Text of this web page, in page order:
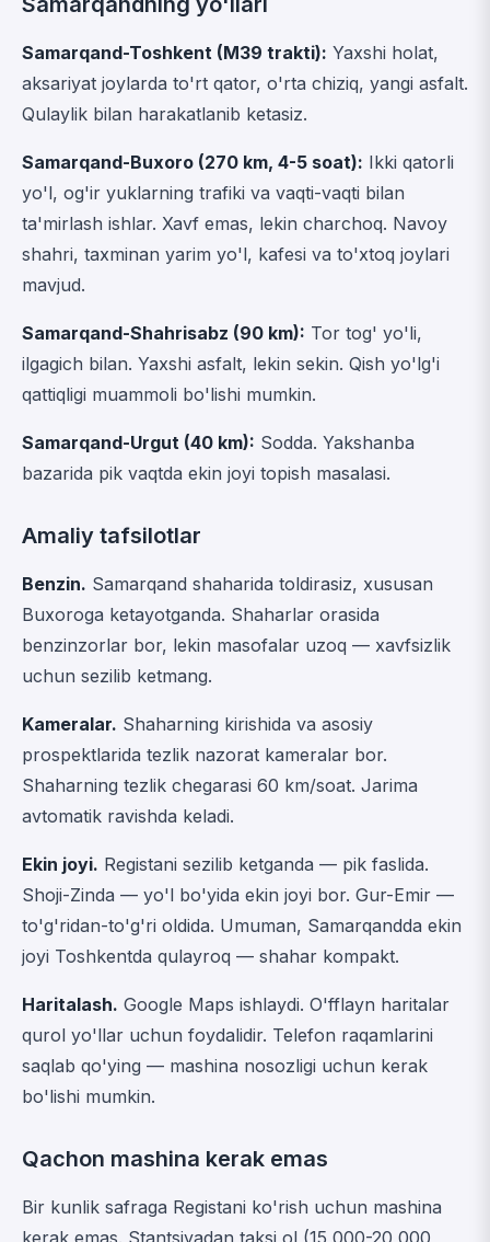
Samarqand-Toshkent (M39 trakti): Yaxshi holat,
aksariyat joylarda to'rt qator, o'rta chiziq, yangi asfalt.
Qulaylik bilan harakatlanib ketasiz.
Samarqand-Buxoro (270 km, 4-5 soat): Ikki qatorli
yo'l, og'ir yuklarning trafiki va vaqti-vaqti bilan
ta'mirlash ishlar. Xavf emas, lekin charchoq. Navoy
shahri, taxminan yarim yo'l, kafesi va to'xtoq joylari
mavjud.
Samarqand-Shahrisabz (90 km): Tor tog' yo'li,
ilgagich bilan. Yaxshi asfalt, lekin sekin. Qish yo'lg'i
qattiqligi muammoli bo'lishi mumkin.
Samarqand-Urgut (40 km): Sodda. Yakshanba
bazarida pik vaqtda ekin joyi topish masalasi.
Amaliy tafsilotlar
Benzin. Samarqand shaharida toldirasiz, xususan
Buxoroga ketayotganda. Shaharlar orasida
benzinzorlar bor, lekin masofalar uzoq — xavfsizlik
uchun sezilib ketmang.
Kameralar. Shaharning kirishida va asosiy
prospektlarida tezlik nazorat kameralar bor.
Shaharning tezlik chegarasi 60 km/soat. Jarima
avtomatik ravishda keladi.
Ekin joyi. Registani sezilib ketganda — pik faslida.
Shoji-Zinda — yo'l bo'yida ekin joyi bor. Gur-Emir —
to'g'ridan-to'g'ri oldida. Umuman, Samarqandda ekin
joyi Toshkentda qulayroq — shahar kompakt.
Haritalash. Google Maps ishlaydi. O'fflayn haritalar
qurol yo'llar uchun foydalidir. Telefon raqamlarini
saqlab qo'ying — mashina nosozligi uchun kerak
bo'lishi mumkin.
Qachon mashina kerak emas
Bir kunlik safraga Registani ko'rish uchun mashina